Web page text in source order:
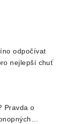
odpočívat
nejlepší chuť
Pravda o